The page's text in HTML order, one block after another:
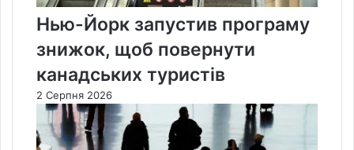
Нью-Йорк запустив програму
знижок, щоб повернути
канадських туристів
2 Серпня 2026